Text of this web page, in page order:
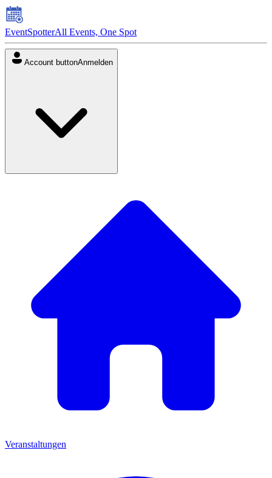
EventSpotterAll Events, One Spot
Account buttonAnmelden
Veranstaltungen